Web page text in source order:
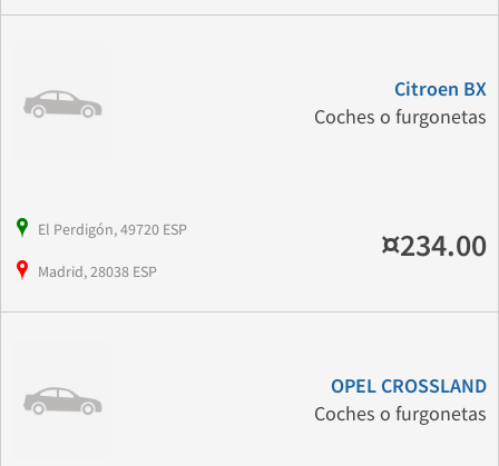
Citroen BX
Coches o furgonetas
El Perdigón, 49720 ESP
Madrid, 28038 ESP
¤234.00
OPEL CROSSLAND
Coches o furgonetas